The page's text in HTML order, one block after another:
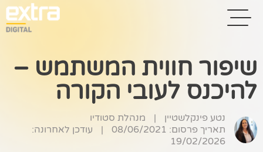
בית
בניית אתרים
קידום אתרים
שיפור חווית המשתמש –
להיכנס לעובי הקורה
נטע פינקלשטיין |
מנהלת סטודיו
תאריך פרסום: 08/06/2021
|
עודכן לאחרונה:
19/02/2026